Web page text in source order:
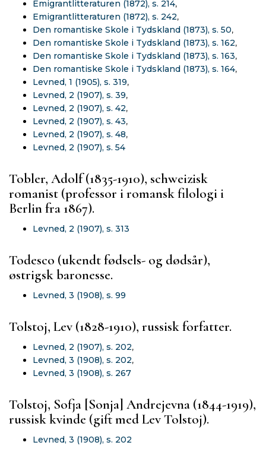
Emigrantlitteraturen (1872), s. 214,
Emigrantlitteraturen (1872), s. 242,
Den romantiske Skole i Tydskland (1873), s. 50,
Den romantiske Skole i Tydskland (1873), s. 162,
Den romantiske Skole i Tydskland (1873), s. 163,
Den romantiske Skole i Tydskland (1873), s. 164,
Levned, 1 (1905), s. 319,
Levned, 2 (1907), s. 39,
Levned, 2 (1907), s. 42,
Levned, 2 (1907), s. 43,
Levned, 2 (1907), s. 48,
Levned, 2 (1907), s. 54
Tobler, Adolf (1835-1910), schweizisk
romanist (professor i romansk filologi i
Berlin fra 1867).
Levned, 2 (1907), s. 313
Todesco (ukendt fødsels- og dødsår),
østrigsk baronesse.
Levned, 3 (1908), s. 99
Tolstoj, Lev (1828-1910), russisk forfatter.
Levned, 2 (1907), s. 202,
Levned, 3 (1908), s. 202,
Levned, 3 (1908), s. 267
Tolstoj, Sofja [Sonja] Andrejevna (1844-1919),
russisk kvinde (gift med Lev Tolstoj).
Levned, 3 (1908), s. 202